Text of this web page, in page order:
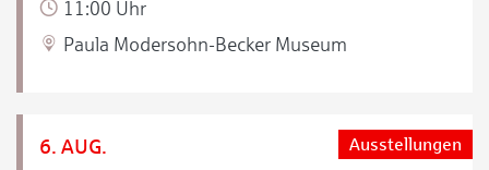
11:00 Uhr
Paula Modersohn-Becker Museum
6. AUG. Ausstellungen